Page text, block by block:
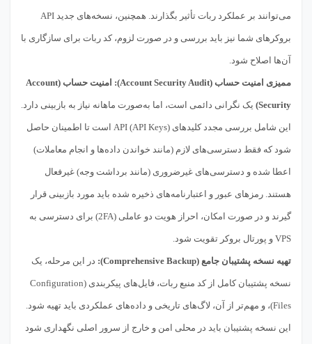
می‌توانند بر عملکرد ربات تأثیر بگذارند. همچنین، نسخه‌های جدید API
بروکرهای شما نیز باید بررسی و در صورت لزوم، کد ربات برای سازگاری با
آن‌ها اصلاح شود.
ممیزی امنیت حساب (Account Security Audit): امنیت حساب (Account
Security) یک نگرانی دائمی است، اما به‌صورت ماهانه نیاز به بازبینی دارد.
این شامل بررسی مجدد کلیدهای API (API Keys) است تا اطمینان حاصل
شود که فقط دسترسی‌های لازم (مانند خواندن داده‌ها و انجام معاملات)
اعطا شده و دسترسی‌های غیرضروری (مانند برداشت وجه) غیرفعال
هستند. رمزهای عبور و اعتبارنامه‌های ذخیره شده باید مورد بازبینی قرار
گیرند و در صورت امکان، احراز هویت دو عاملی (2FA) برای دسترسی به
VPS و پورتال بروکر تقویت شود.
تهیه نسخه پشتیبان جامع (Comprehensive Backup): در این مرحله، یک
نسخه پشتیبان کامل از کد منبع ربات، فایل‌های پیکربندی (Configuration
Files)، و مهم‌تر از آن، لاگ‌های تاریخی و داده‌های عملکردی باید تهیه شود.
این نسخه پشتیبان باید در محلی امن و خارج از سرور اصلی نگهداری شود